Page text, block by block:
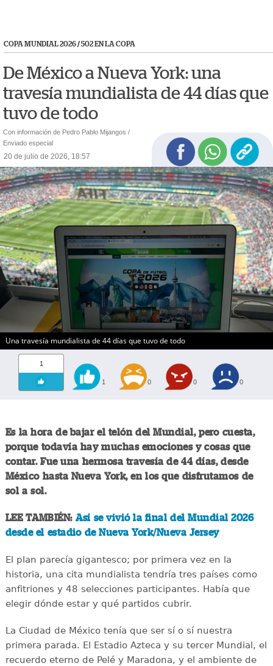
COPA MUNDIAL 2026/502 EN LA COPA
De México a Nueva York: una
travesía mundialista de 44 días que
tuvo de todo
Con información de Pedro Pablo Mijangos /
Enviado especial
20 de julio de 2026, 18:57
Una travesía mundialista de 44 días que tuvo de todo
1
1 0 0 0
Es la hora de bajar el telón del Mundial, pero cuesta,
porque todavía hay muchas emociones y cosas que
contar. Fue una hermosa travesía de 44 días, desde
México hasta Nueva York, en los que disfrutamos de
sol a sol.
LEE TAMBIÉN: Así se vivió la final del Mundial 2026
desde el estadio de Nueva York/Nueva Jersey
El plan parecía gigantesco; por primera vez en la
historia, una cita mundialista tendría tres países como
anfitriones y 48 selecciones participantes. Había que
elegir dónde estar y qué partidos cubrir.
La Ciudad de México tenía que ser sí o sí nuestra
primera parada. El Estadio Azteca y su tercer Mundial, el
recuerdo eterno de Pelé y Maradona, y el ambiente de